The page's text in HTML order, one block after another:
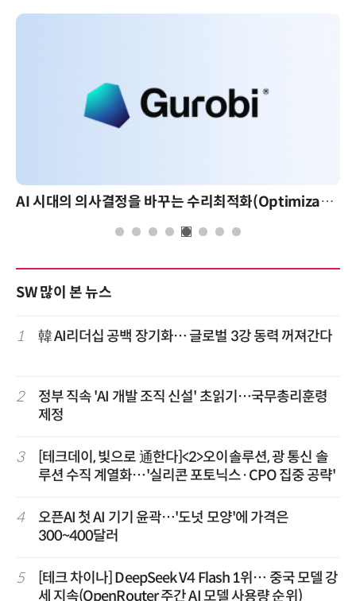
AI 시대의 의사결정을 바꾸는 수리최적화(Optimization): 실제 산업 적용 사례와 활용 전략
SW 많이 본 뉴스
1 韓 AI리더십 공백 장기화… 글로벌 3강 동력 꺼져간다
2
정부 직속 'AI 개발 조직 신설' 초읽기…국무총리훈령
제정
3
[테크데이, 빛으로 通한다]<2>오이솔루션, 광 통신 솔
루션 수직 계열화…'실리콘 포토닉스·CPO 집중 공략'
4
오픈AI 첫 AI 기기 윤곽…'도넛 모양'에 가격은
300~400달러
5
[테크 차이나] DeepSeek V4 Flash 1위… 중국 모델 강
세 지속(OpenRouter 주간 AI 모델 사용량 순위)